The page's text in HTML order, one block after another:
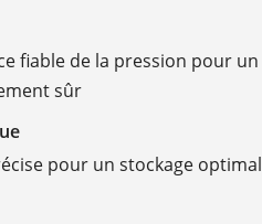
fiable de la pression pour un
sûr
pour un stockage optimal